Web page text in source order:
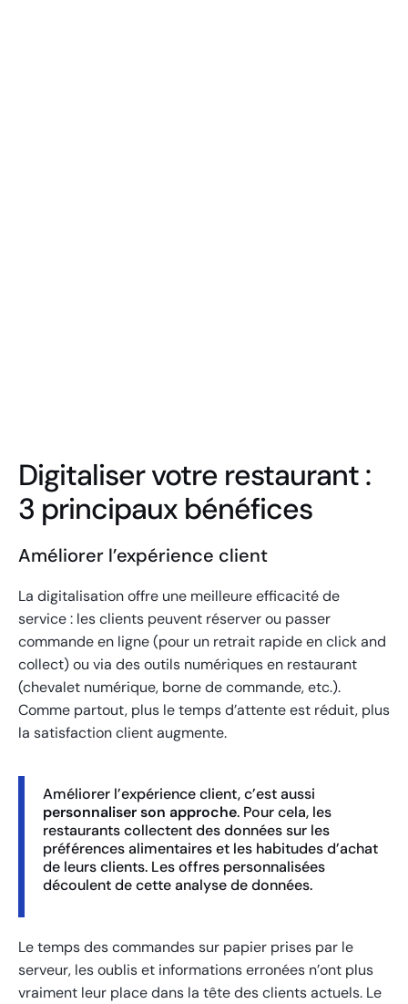
Digitaliser votre restaurant :
3 principaux bénéfices
Améliorer l’expérience client
La digitalisation offre une meilleure efficacité de
service : les clients peuvent réserver ou passer
commande en ligne (pour un retrait rapide en click and
collect) ou via des outils numériques en restaurant
(chevalet numérique, borne de commande, etc.).
Comme partout, plus le temps d’attente est réduit, plus
la satisfaction client augmente.
Améliorer l’expérience client, c’est aussi
personnaliser son approche. Pour cela, les
restaurants collectent des données sur les
préférences alimentaires et les habitudes d’achat
de leurs clients. Les offres personnalisées
découlent de cette analyse de données.
Le temps des commandes sur papier prises par le
serveur, les oublis et informations erronées n’ont plus
vraiment leur place dans la tête des clients actuels. Le